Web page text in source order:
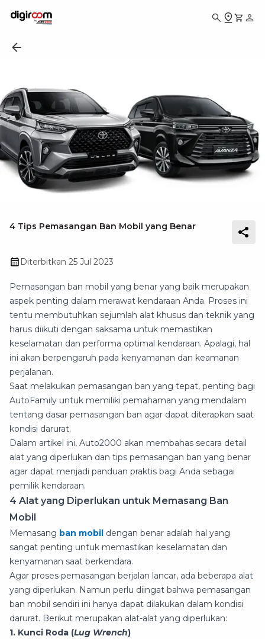
4 Tips Pemasangan Ban Mobil yang Benar
Diterbitkan 25 Jul 2023
Pemasangan ban mobil yang benar yang baik merupakan
aspek penting dalam merawat kendaraan Anda. Proses ini
tentu membutuhkan sejumlah alat khusus dan teknik yang
harus diikuti dengan saksama untuk memastikan
keselamatan dan performa optimal kendaraan. Apalagi, hal
ini akan berpengaruh pada kenyamanan dan keamanan
perjalanan.
Saat melakukan pemasangan ban yang tepat, penting bagi
AutoFamily untuk memiliki pemahaman yang mendalam
tentang dasar pemasangan ban agar dapat diterapkan saat
kondisi darurat.
Dalam artikel ini, Auto2000 akan membahas secara detail
alat yang diperlukan dan tips pemasangan ban yang benar
agar dapat menjadi panduan praktis bagi Anda sebagai
pemilik kendaraan.
4 Alat yang Diperlukan untuk Memasang Ban
Mobil
Memasang ban mobil dengan benar adalah hal yang
sangat penting untuk memastikan keselamatan dan
kenyamanan saat berkendara.
Agar proses pemasangan berjalan lancar, ada beberapa alat
yang diperlukan. Namun perlu diingat bahwa pemasangan
ban mobil sendiri ini hanya dapat dilakukan dalam kondisi
darurat. Berikut merupakan alat-alat yang diperlukan:
1. Kunci Roda (Lug Wrench)